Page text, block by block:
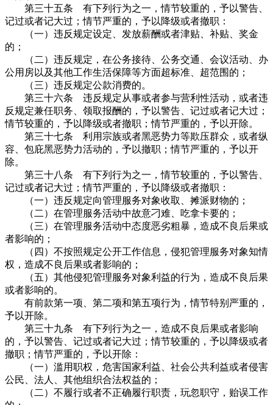
第三十五条 有下列行为之一，情节较重的，予以警告、
记过或者记大过；情节严重的，予以降级或者撤职：
（一）违反规定设定、发放薪酬或者津贴、补贴、奖金
的；
（二）违反规定，在公务接待、公务交通、会议活动、办
公用房以及其他工作生活保障等方面超标准、超范围的；
（三）违反规定公款消费的。
第三十六条 违反规定从事或者参与营利性活动，或者违
反规定兼任职务、领取报酬的，予以警告、记过或者记大过；
情节较重的，予以降级或者撤职；情节严重的，予以开除。
第三十七条 利用宗族或者黑恶势力等欺压群众，或者纵
容、包庇黑恶势力活动的，予以撤职；情节严重的，予以开
除。
第三十八条 有下列行为之一，情节较重的，予以警告、
记过或者记大过；情节严重的，予以降级或者撤职：
（一）违反规定向管理服务对象收取、摊派财物的；
（二）在管理服务活动中故意刁难、吃拿卡要的；
（三）在管理服务活动中态度恶劣粗暴，造成不良后果或
者影响的；
（四）不按照规定公开工作信息，侵犯管理服务对象知情
权，造成不良后果或者影响的；
（五）其他侵犯管理服务对象利益的行为，造成不良后果
或者影响的。
有前款第一项、第二项和第五项行为，情节特别严重的，
予以开除。
第三十九条 有下列行为之一，造成不良后果或者影响
的，予以警告、记过或者记大过；情节较重的，予以降级或者
撤职；情节严重的，予以开除：
（一）滥用职权，危害国家利益、社会公共利益或者侵害
公民、法人、其他组织合法权益的；
（二）不履行或者不正确履行职责，玩忽职守，贻误工作